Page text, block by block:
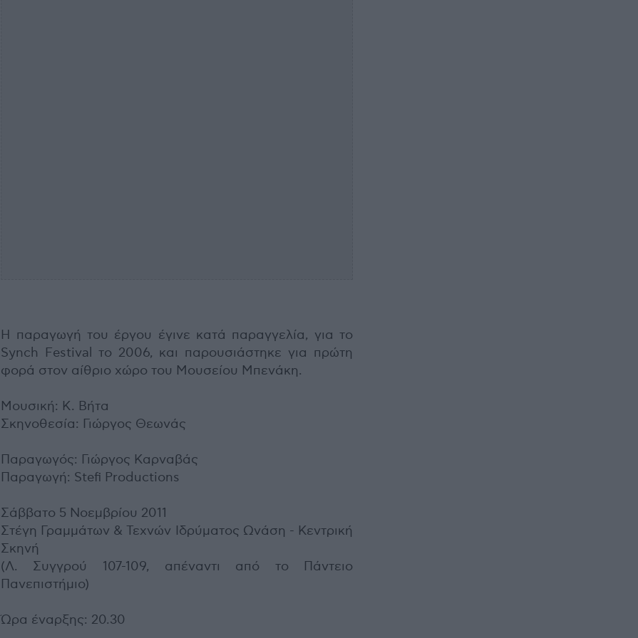
Η παραγωγή του έργου έγινε κατά παραγγελία, για το
Synch Festival το 2006, και παρουσιάστηκε για πρώτη
φορά στον αίθριο χώρο του Μουσείου Μπενάκη.
Μουσική: Κ. Βήτα
Σκηνοθεσία: Γιώργος Θεωνάς
Παραγωγός: Γιώργος Καρναβάς
Παραγωγή: Stefi Productions
Σάββατο 5 Νοεμβρίου 2011
Στέγη Γραμμάτων & Τεχνών Ιδρύματος Ωνάση - Κεντρική
Σκηνή
(Λ. Συγγρού 107-109, απέναντι από το Πάντειο
Πανεπιστήμιο)
Ώρα έναρξης: 20.30